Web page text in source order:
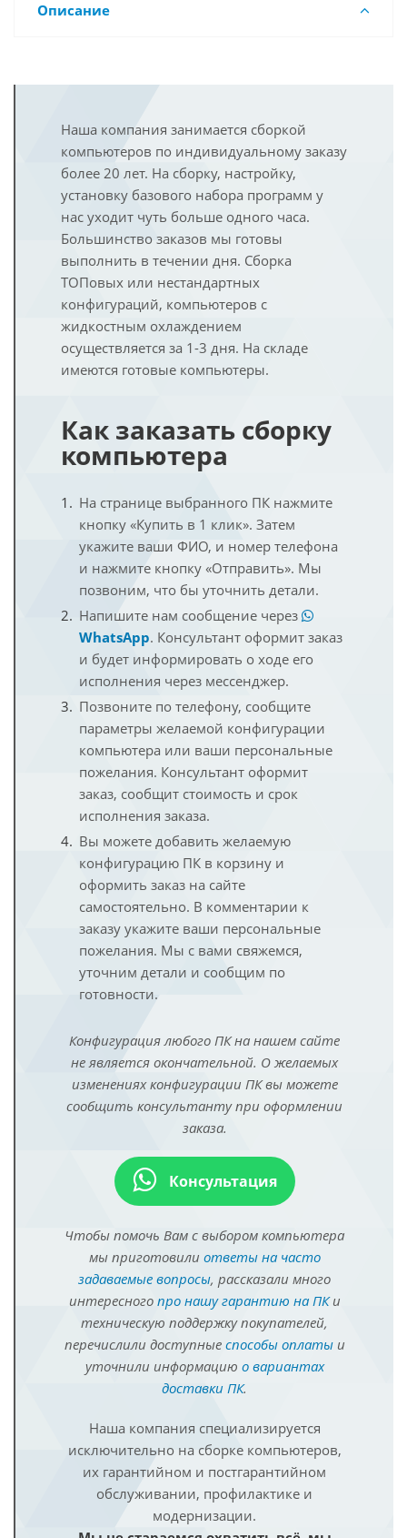
Описание
Наша компания занимается сборкой
компьютеров по индивидуальному заказу
более 20 лет. На сборку, настройку,
установку базового набора программ у
нас уходит чуть больше одного часа.
Большинство заказов мы готовы
выполнить в течении дня. Сборка
ТОПовых или нестандартных
конфигураций, компьютеров с
жидкостным охлаждением
осуществляется за 1-3 дня. На складе
имеются готовые компьютеры.
Как заказать сборку
компьютера
На странице выбранного ПК нажмите
кнопку «Купить в 1 клик». Затем
укажите ваши ФИО, и номер телефона
и нажмите кнопку «Отправить». Мы
позвоним, что бы уточнить детали.
Напишите нам сообщение через
WhatsApp. Консультант оформит заказ
и будет информировать о ходе его
исполнения через мессенджер.
Позвоните по телефону, сообщите
параметры желаемой конфигурации
компьютера или ваши персональные
пожелания. Консультант оформит
заказ, сообщит стоимость и срок
исполнения заказа.
Вы можете добавить желаемую
конфигурацию ПК в корзину и
оформить заказ на сайте
самостоятельно. В комментарии к
заказу укажите ваши персональные
пожелания. Мы с вами свяжемся,
уточним детали и сообщим по
готовности.
Конфигурация любого ПК на нашем сайте
не является окончательной. О желаемых
изменениях конфигурации ПК вы можете
сообщить консультанту при оформлении
заказа.
Консультация
Чтобы помочь Вам с выбором компьютера
мы приготовили ответы на часто
задаваемые вопросы, рассказали много
интересного про нашу гарантию на ПКи
техническую поддержку покупателей,
перечислили доступные способы оплатыи
уточнили информацию о вариантах
доставки ПК.
Наша компания специализируется
исключительно на сборке компьютеров,
их гарантийном и постгарантийном
обслуживании, профилактике и
модернизации.